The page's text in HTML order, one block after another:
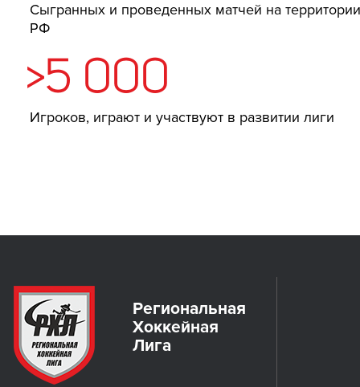
Сыгранных и проведенных матчей на
РФ
>5 000
Игроков, играют и участвуют в развитии лиги
Региональная
Хоккейная
Лига